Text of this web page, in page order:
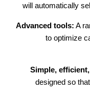
will automatically
Advanced tools:A
to optimize
Simple,
designed so